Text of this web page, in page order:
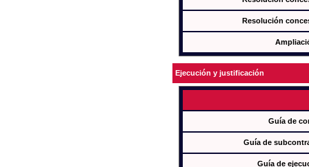
Resolución
Ejecución y justificación
Guía de
Guía de
Guía de